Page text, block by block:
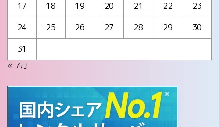
17
18 19 20 21 22
23
24
25 26 27 28 29
30
31
« 7月